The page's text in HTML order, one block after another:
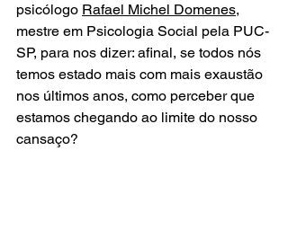
psicólogo Rafael Michel Domenes,
mestre em Psicologia Social pela PUC-
SP, para nos dizer: afinal, se todos nós
temos estado mais com mais exaustão
nos últimos anos, como perceber que
estamos chegando ao limite do nosso
cansaço?